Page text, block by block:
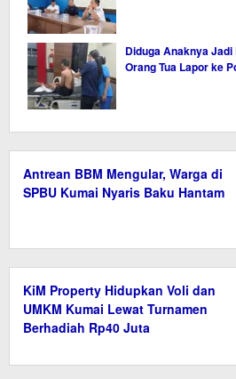
Diduga Anaknya
Orang Tua Lapor ke
Antrean BBM Mengular, Warga di
SPBU Kumai Nyaris Baku Hantam
KiM Property Hidupkan Voli dan
UMKM Kumai Lewat Turnamen
Berhadiah Rp40 Juta